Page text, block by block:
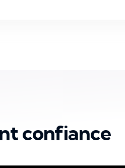
confiance